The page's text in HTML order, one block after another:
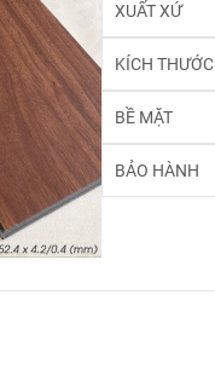
XUẤT XỨ
KÍCH THƯỚC
BỀ MẶT
BẢO HÀNH